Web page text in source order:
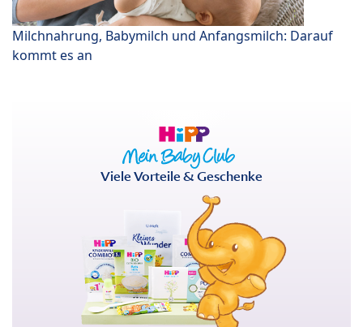
Milchnahrung, Babymilch und Anfangsmilch: Darauf
kommt es an
Viele Vorteile & Geschenke